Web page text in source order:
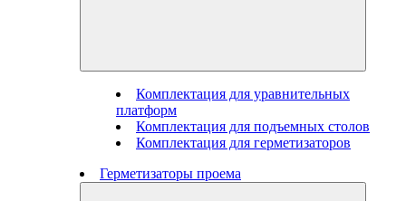
Комплектация для уравнительных
платформ
Комплектация для подъемных столов
Комплектация для герметизаторов
Герметизаторы проема